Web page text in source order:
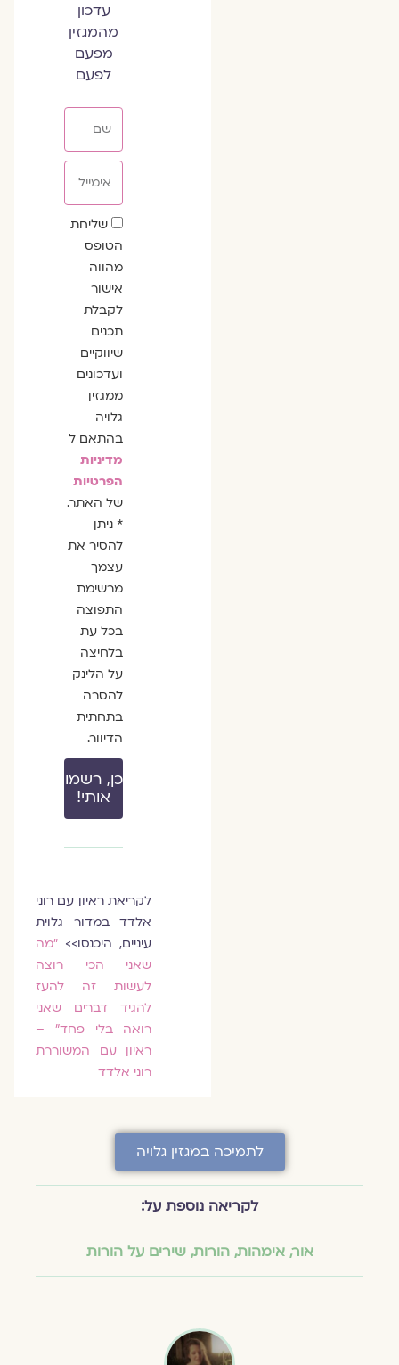
עדכון
מהמגזין
מפעם
לפעם
שדה
הסכמה
שליחת
הטופס
מהווה
אישור
לקבלת
תכנים
שיווקיים
ועדכונים
ממגזין
גלויה
בהתאם ל
מדיניות
הפרטיות
של האתר.
* ניתן
להסיר את
עצמך
מרשימת
התפוצה
בכל עת
בלחיצה
על הלינק
להסרה
בתחתית
הדיוור.
כן, רשמו
אותי!
לקריאת ראיון עם רוני
אלדד במדור גלוית
עיניים, היכנסו>>"מה
שאני הכי רוצה
לעשות זה להעז
להגיד דברים שאני
רואה בלי פחד" –
ראיון עם המשוררת
רוני אלדד
לתמיכה במגזין גלויה
לקריאה נוספת על:
אור,אימהות,הורות,שירים על הורות